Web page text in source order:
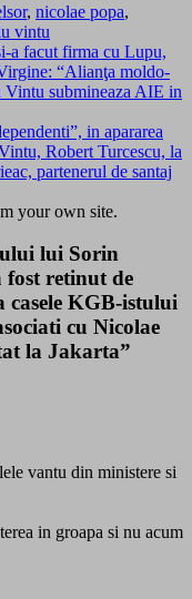
, nicolae popa,
vintu
a facut firma cu Lupu,
“Alianţa moldo-
submineaza AIE in
in apararea
Robert Turcescu, la
partenerul de santaj
your own site.
lui Sorin
retinut de
KGB-istului
cu Nicolae
la Jakarta”
vantu din ministere si
in groapa si nu acum